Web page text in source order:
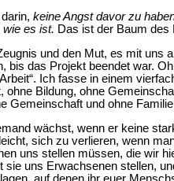
keine Angst davor zu
wie es ist. Das ist der Baum des
und den Mut, es mit uns
bis das Projekt beendet war.
Ich fasse in einem
ohne Bildung, ohne
Gemeinschaft und ohne
wächst, wenn er keine
sich zu verlieren, wenn
uns stellen müssen, die wir
sie uns Erwachsenen stellen,
auf denen ihr euer